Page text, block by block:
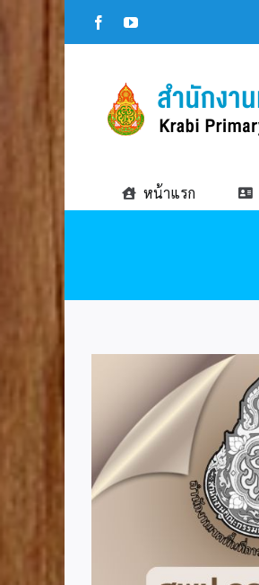
FacebookYouTube
หน้าแรก